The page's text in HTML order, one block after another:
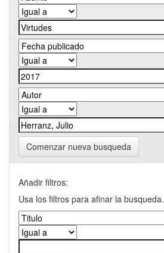
Comenzar nueva busqueda
Añadir filtros:
Usa los filtros para afinar la busqueda.